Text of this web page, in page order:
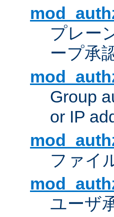
プレー
ープ承
Group
or IP
ファイ
ユーザ